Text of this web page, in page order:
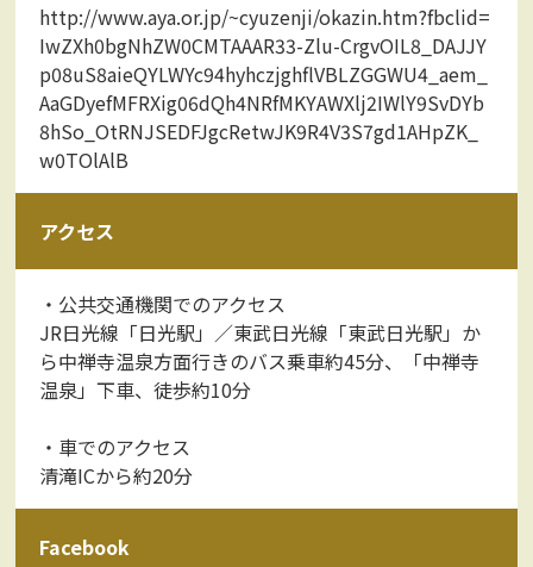
http://www.aya.or.jp/~cyuzenji/okazin.htm?fbclid=
IwZXh0bgNhZW0CMTAAAR33-Zlu-CrgvOIL8_DAJJY
p08uS8aieQYLWYc94hyhczjghflVBLZGGWU4_aem_
AaGDyefMFRXig06dQh4NRfMKYAWXlj2IWlY9SvDYb
8hSo_OtRNJSEDFJgcRetwJK9R4V3S7gd1AHpZK_
w0TOlAlB
アクセス
・公共交通機関でのアクセス
JR日光線「日光駅」／東武日光線「東武日光駅」か
ら中禅寺温泉方面行きのバス乗車約45分、「中禅寺
温泉」下車、徒歩約10分
・車でのアクセス
清滝ICから約20分
Facebook